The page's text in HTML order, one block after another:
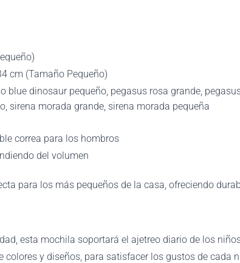
cm (Tamaño Pequeño)
blue dinosaur pequeño, pegasus rosa grande,
sirena morada grande, sirena morada pequeña
correa para los hombros
del volumen
para los más pequeños de la casa, ofreciendo
esta mochila soportará el ajetreo diario de los
colores y diseños, para satisfacer los gustos de cada